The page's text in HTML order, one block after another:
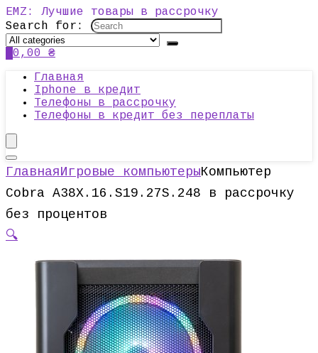
EMZ: Лучшие товары в рассрочку
Search for:
0,00 ₴
Главная
Iphone в кредит
Телефоны в рассрочку
Телефоны в кредит без переплаты
ГлавнаяИгровые компьютерыКомпьютер
Cobra A38X.16.S19.27S.248 в рассрочку
без процентов
🔍